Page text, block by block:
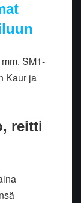
SM1-
Kaur ja
reitti